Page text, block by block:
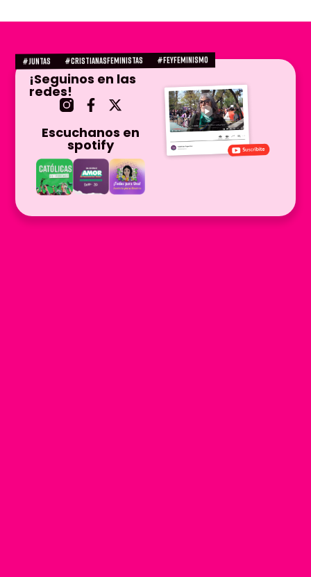
#juntas #CRISTIANASFEMINISTAS #FEYFEMINISMO
¡Seguinos en las
redes!
Escuchanos en
spotify